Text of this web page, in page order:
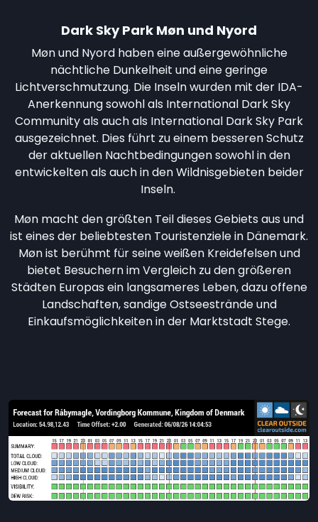
Dark Sky Park Møn und Nyord
Møn und Nyord haben eine außergewöhnliche
nächtliche Dunkelheit und eine geringe
Lichtverschmutzung. Die Inseln wurden mit der IDA-
Anerkennung sowohl als International Dark Sky
Community als auch als International Dark Sky Park
ausgezeichnet. Dies führt zu einem besseren Schutz
der aktuellen Nachtbedingungen sowohl in den
entwickelten als auch in den Wildnisgebieten beider
Inseln.
Møn macht den größten Teil dieses Gebiets aus und
ist eines der beliebtesten Touristenziele in Dänemark.
Møn ist berühmt für seine weißen Kreidefelsen und
bietet Besuchern im Vergleich zu den größeren
Städten Europas ein langsameres Leben, dazu offene
Landschaften, sandige Ostseestrände und
Einkaufsmöglichkeiten in der Marktstadt Stege.